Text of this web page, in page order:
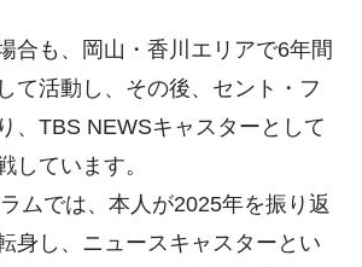
合も、岡山・香川エリアで6年間
て活動し、その後、セント・フ
、TBS NEWSキャスターとして
しています。
ムでは、本人が2025年を振り返
身し、ニュースキャスターとい